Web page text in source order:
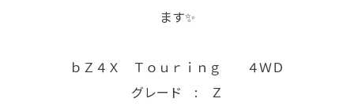
ます✨
ｂＺ４Ｘ Ｔｏｕｒｉｎｇ ４ＷＤ
グレード : Ｚ